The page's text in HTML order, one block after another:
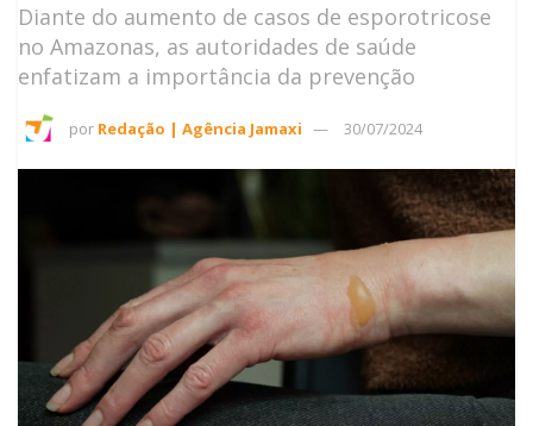
Diante do aumento de casos de esporotricose
no Amazonas, as autoridades de saúde
enfatizam a importância da prevenção
por Redação | Agência Jamaxi 30/07/2024